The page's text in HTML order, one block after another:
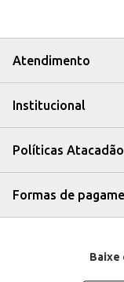
Perfeito para quem
Uma opção prática para
Os Drops Freegells
Atendimento
Institucional
Políticas Atacadão
Formas de
Baixe